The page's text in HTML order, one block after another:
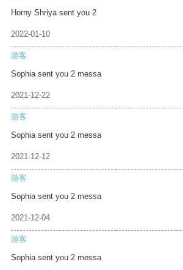
Horny Shriya sent you 2
2022-01-10
游客
Sophia sent you 2 messa
2021-12-22
游客
Sophia sent you 2 messa
2021-12-12
游客
Sophia sent you 2 messa
2021-12-04
游客
Sophia sent you 2 messa